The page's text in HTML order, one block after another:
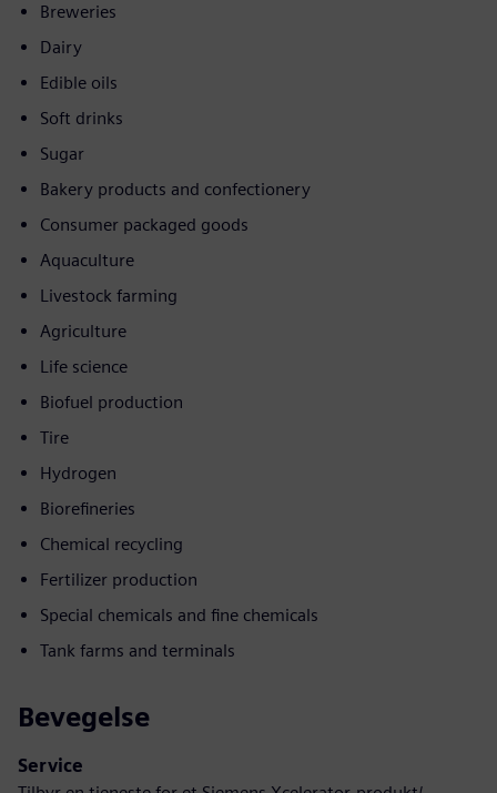
Breweries
Dairy
Edible oils
Soft drinks
Sugar
Bakery products and confectionery
Consumer packaged goods
Aquaculture
Livestock farming
Agriculture
Life science
Biofuel production
Tire
Hydrogen
Biorefineries
Chemical recycling
Fertilizer production
Special chemicals and fine chemicals
Tank farms and terminals
Bevegelse
Service